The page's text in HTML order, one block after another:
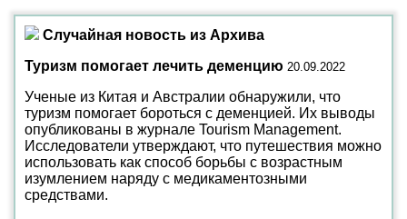
Случайная новость из Архива
Туризм помогает лечить деменцию 20.09.2022
Ученые из Китая и Австралии обнаружили, что
туризм помогает бороться с деменцией. Их выводы
опубликованы в журнале Tourism Management.
Исследователи утверждают, что путешествия можно
использовать как способ борьбы с возрастным
изумлением наряду с медикаментозными
средствами.